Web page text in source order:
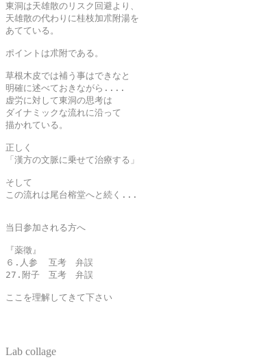
東洞は天雄散のリスク回避より、
天雄散の代わりに桂枝加朮附湯を
あてている。
ポイントは朮附である。
草根木皮では補う事はできなと
明確に述べておきながら....
虚労に対して東洞の思考は
ダイナミックな流れに沿って
描かれている。
正しく
「漢方の文脈に乗せて治療する」
そして
この流れは尾台榕堂へと続く...
当日参加される方へ
『薬徵』
６.人参  互考　弁誤
27.附子　互考　弁誤
ここを理解してきて下さい
Lab collage